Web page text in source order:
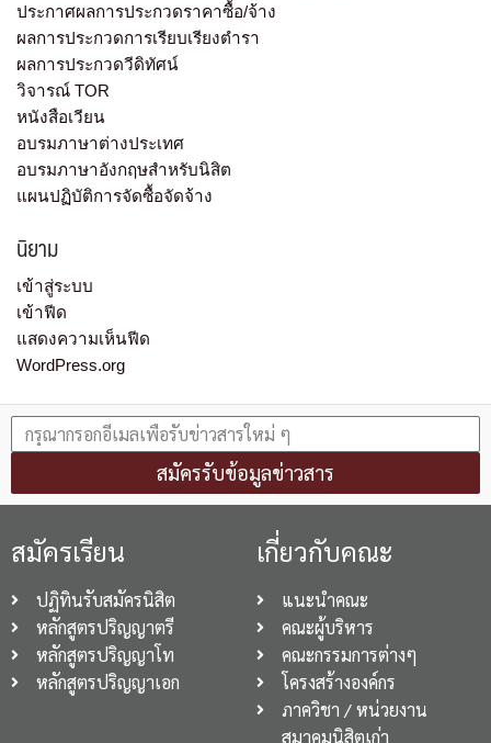
ประกาศผลการประกวดราคาซื้อ/จ้าง
ผลการประกวดการเรียบเรียงตำรา
ผลการประกวดวีดิทัศน์
วิจารณ์ TOR
หนังสือเวียน
อบรมภาษาต่างประเทศ
อบรมภาษาอังกฤษสำหรับนิสิต
แผนปฏิบัติการจัดซื้อจัดจ้าง
นิยาม
เข้าสู่ระบบ
เข้าฟีด
แสดงความเห็นฟีด
WordPress.org
สมัครรับข้อมูลข่าวสาร
สมัครเรียน
ปฏิทินรับสมัครนิสิต
หลักสูตรปริญญาตรี
หลักสูตรปริญญาโท
หลักสูตรปริญญาเอก
เกี่ยวกับคณะ
แนะนำคณะ
คณะผู้บริหาร
คณะกรรมการต่างๆ
โครงสร้างองค์กร
ภาควิชา / หน่วยงาน
สมาคมนิสิตเก่า